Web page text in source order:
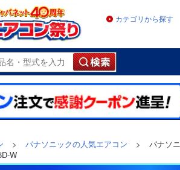
カテゴリから探す
> パナソニックの人気エアコン >
パナソ
W